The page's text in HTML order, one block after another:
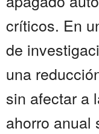
críticos. En
de
una
sin afectar a
ahorro anual